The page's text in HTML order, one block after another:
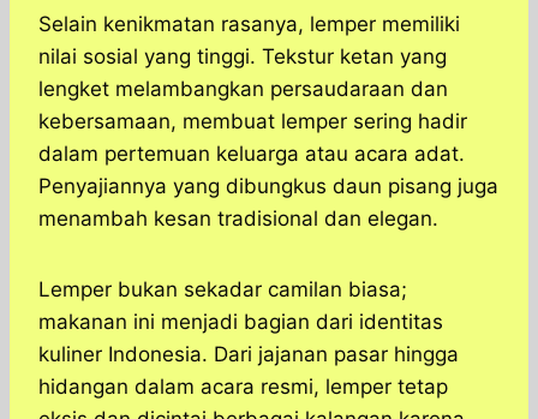
Selain kenikmatan rasanya, lemper memiliki
nilai sosial yang tinggi. Tekstur ketan yang
lengket melambangkan persaudaraan dan
kebersamaan, membuat lemper sering hadir
dalam pertemuan keluarga atau acara adat.
Penyajiannya yang dibungkus daun pisang juga
menambah kesan tradisional dan elegan.
Lemper bukan sekadar camilan biasa;
makanan ini menjadi bagian dari identitas
kuliner Indonesia. Dari jajanan pasar hingga
hidangan dalam acara resmi, lemper tetap